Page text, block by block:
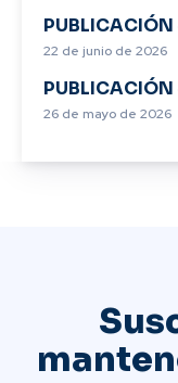
22 de junio de 2026
26 de mayo de 2026